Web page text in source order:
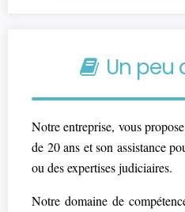
Un peu
Notre entreprise, vous
de 20 ans et son assistance
ou des expertises judiciaires.
Notre domaine de